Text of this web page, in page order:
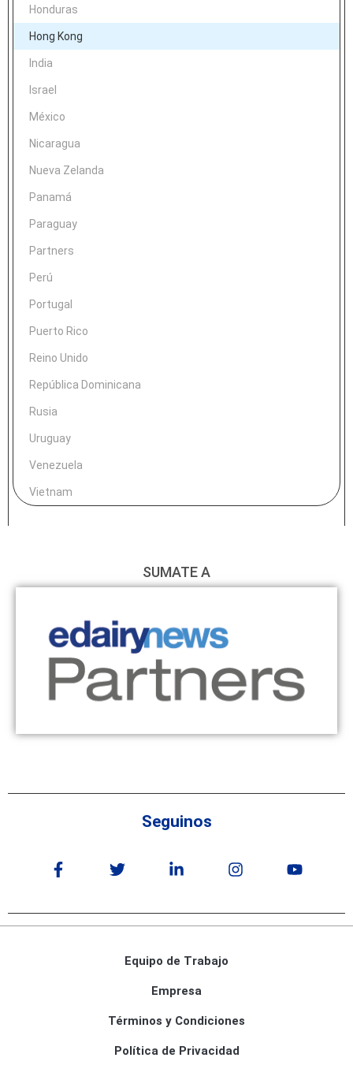
Honduras
Hong Kong
India
Israel
México
Nicaragua
Nueva Zelanda
Panamá
Paraguay
Partners
Perú
Portugal
Puerto Rico
Reino Unido
República Dominicana
Rusia
Uruguay
Venezuela
Vietnam
SUMATE A
Seguinos
Equipo de Trabajo
Empresa
Términos y Condiciones
Política de Privacidad